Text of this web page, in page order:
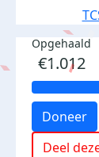
Opgehaald
€1.012
Doneer
Deel